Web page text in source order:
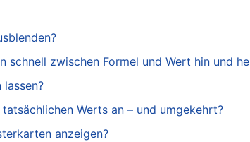
zwischen Formel und Wert hin und
Werts an – und umgekehrt?
anzeigen?